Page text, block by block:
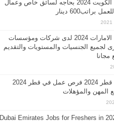
وظائف في الكويت 2024 بحاجه لسائق خاص وعمال
براتب600 دينار
وظائف في الامارات 2024 لدى شركات ومؤسسات
لجميع الجنسيات والمستويات والتقديم
مجانا
وظائف في قطر 2024 فرص عمل في قطر 2024
المهن والمؤهلات
Dubai Emirates Jobs for Freshers in